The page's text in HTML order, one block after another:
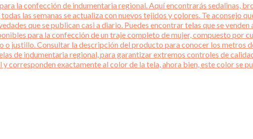
la confección de indumentaria regional. Aquí encontrarás sedalinas,
las semanas se actualiza con nuevos tejidos y colores. Te aconsejo
que se publican casi a diario. Puedes encontrar telas que se
para la confección de un traje completo de mujer, compuesto por
o justillo. Consultar la descripción del producto para conocer los
de indumentaria regional, para garantizar extremos controles de
exactamente al color de la tela, ahora bien, este color se